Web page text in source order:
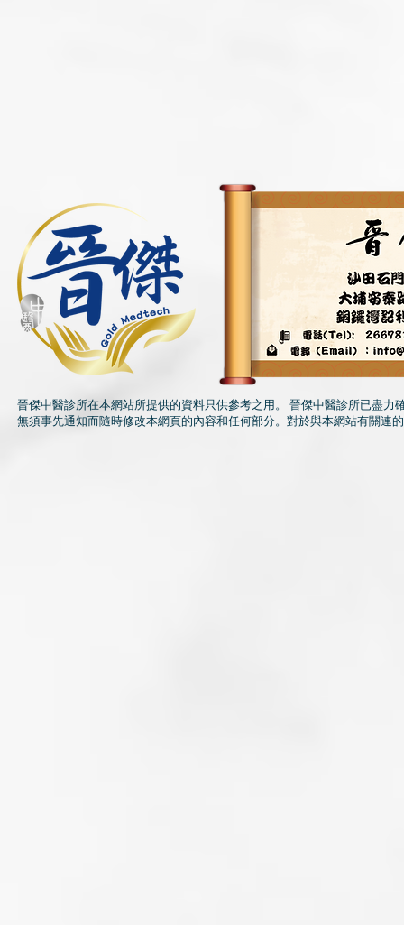
晉傑中醫診所在本網站所提供的資料只供參考之用。 晉傑中醫診所已盡
無須事先通知而隨時修改本網頁的內容和任何部分。對於與本網站有關連